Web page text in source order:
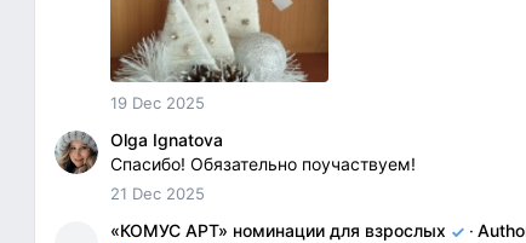
19 Dec 2025
Olga Ignatova
Спасибо! Обязательно поучаствуем!
21 Dec 2025
«КОМУС АРТ» номинации для взрослых ·